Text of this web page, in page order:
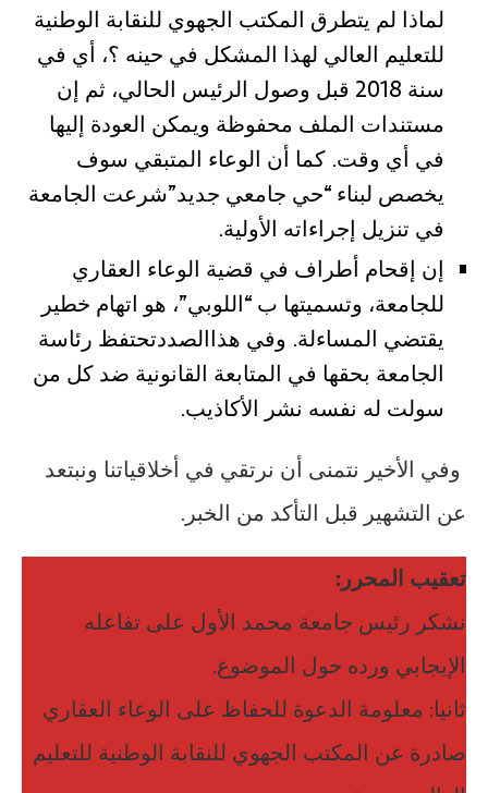
لماذا لم يتطرق المكتب الجهوي للنقابة الوطنية
للتعليم العالي لهذا المشكل في حينه ؟، أي في
سنة 2018 قبل وصول الرئيس الحالي، ثم إن
مستندات الملف محفوظة ويمكن العودة إليها
في أي وقت. كما أن الوعاء المتبقي سوف
يخصص لبناء “حي جامعي جديد”شرعت الجامعة
في تنزيل إجراءاته الأولية.
‎إن إقحام أطراف في قضية الوعاء العقاري
للجامعة، وتسميتها ب “اللوبي”، هو اتهام خطير
يقتضي المساءلة. وفي هذاالصددتحتفظ رئاسة
الجامعة بحقها في المتابعة القانونية ضد كل من
سولت له نفسه نشر الأكاذيب.
وفي الأخير نتمنى أن نرتقي في أخلاقياتنا ونبتعد
عن التشهير قبل التأكد من الخبر.
تعقيب المحرر:
نشكر رئيس جامعة محمد الأول على تفاعله
الإيجابي ورده حول الموضوع.
ثانيا: معلومة الدعوة للحفاظ على الوعاء العقاري
صادرة عن المكتب الجهوي للنقابة الوطنية للتعليم